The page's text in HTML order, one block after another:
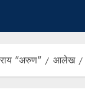
राय "अरुण" आलेख